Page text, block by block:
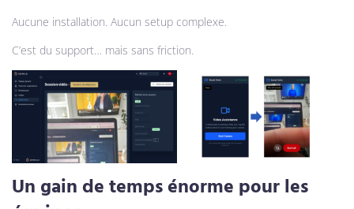
Aucune installation. Aucun setup complexe.
C’est du support… mais sans friction.
Un gain de temps énorme pour les